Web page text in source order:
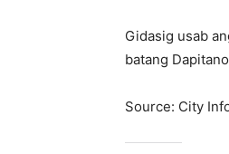
Gidasig usab
batang
Source: City